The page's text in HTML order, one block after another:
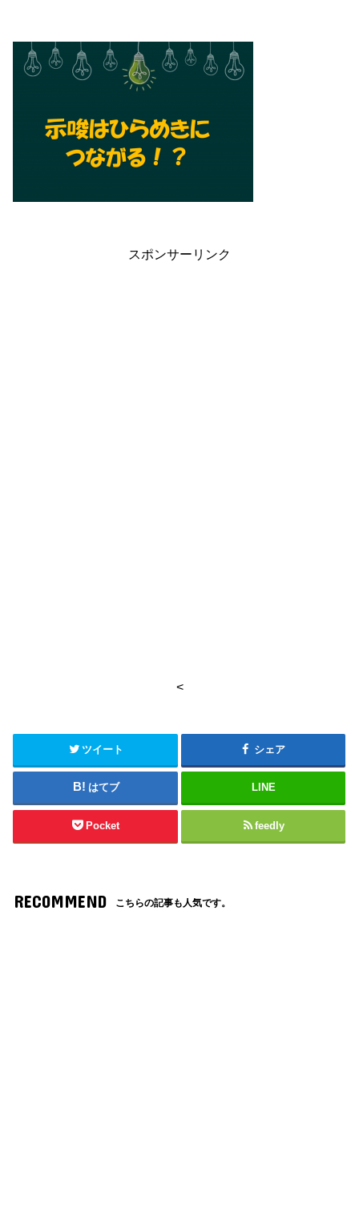
スポンサーリンク
<
ツイート シェア
はてブ LINE
Pocket feedly
RECOMMEND こちらの記事も人気です。